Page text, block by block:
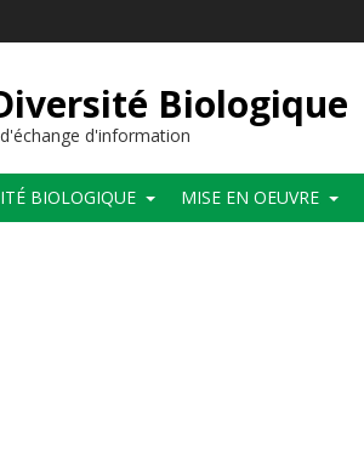
Biologique
d'information
BIOLOGIQUE MISE EN OEUVRE